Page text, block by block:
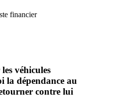
financier
véhicules
la dépendance au
contre lui